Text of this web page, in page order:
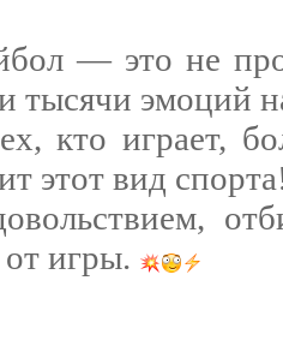
— это не
тысячи эмоций
кто играет,
этот вид
игры.